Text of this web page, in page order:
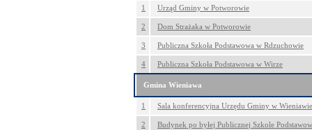
1 Urząd Gminy w Potworowie
2 Dom Strażaka w Potworowie
3 Publiczna Szkoła Podstawowa w Rdzuchowie
4 Publiczna Szkoła Podstawowa w Wirze
Gmina Wieniawa
1 Sala konferencyjna Urzędu Gminy w Wieniawie
2 Budynek po byłej Publicznej Szkole